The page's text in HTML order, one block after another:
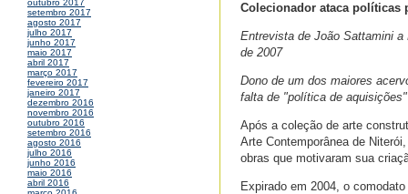
outubro 2017
setembro 2017
agosto 2017
julho 2017
junho 2017
maio 2017
abril 2017
março 2017
fevereiro 2017
janeiro 2017
dezembro 2016
novembro 2016
outubro 2016
setembro 2016
agosto 2016
julho 2016
junho 2016
maio 2016
abril 2016
Colecionador ataca políticas
Entrevista de João Sattamini
de 2007
Dono de um dos maiores
falta de "política de
Após a coleção de arte
Arte Contemporânea de
obras que motivaram sua
Expirado em 2004, o